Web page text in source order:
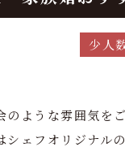
少人
のような雰囲気を
シェフオリジナル